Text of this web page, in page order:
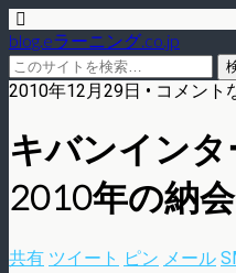
blog.eラーニング.co.jp
2010年12月29日 • コメント
キバンイン
2010年の納
共有 ツイート ピン メール